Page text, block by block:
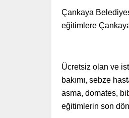
Çankaya
eğitimlere
Ücretsiz olan ve
bakımı, sebze
asma, domates,
eğitimlerin son